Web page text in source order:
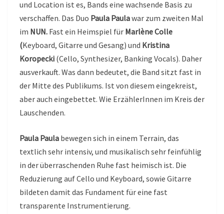
und Location ist es, Bands eine wachsende Basis zu
verschaffen. Das Duo Paula Paulawar zum zweiten Mal
im NUN. Fast ein Heimspiel für Marlène Colle
(Keyboard, Gitarre und Gesang) und Kristina
Koropecki (Cello, Synthesizer, Banking Vocals). Daher
ausverkauft. Was dann bedeutet, die Band sitzt fast in
der Mitte des Publikums. Ist von diesem eingekreist,
aber auch eingebettet. Wie ErzählerInnen im Kreis der
Lauschenden.
Paula Paula bewegen sich in einem Terrain, das
textlich sehr intensiv, und musikalisch sehr feinfühlig
in der überraschenden Ruhe fast heimisch ist. Die
Reduzierung auf Cello und Keyboard, sowie Gitarre
bildeten damit das Fundament für eine fast
transparente Instrumentierung.